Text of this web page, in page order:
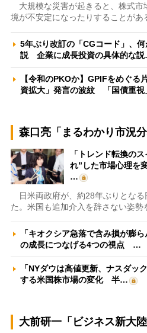
大規模な災害が起きると、株式市
境が不安定になったりすることがあ
5年ぶり改訂の「CGコード」、
説 企業に成長投資の具体的な
【令和のPKOか】GPIFをめぐる
資拡大」発言の波紋 「国債重
森口亮「まるわかり市況分
「トレンド転換の
れ”した市場心理を
…
日米両政府が、約28年ぶりとなる
た。米国も追加介入を辞さない姿勢
「キオクシア急落で含み損が膨
の成長につなげる4つの視点 …
「NYダウは高値更新、ナスダッ
する米国株市場の変化 半…
大前研一「ビジネス新大